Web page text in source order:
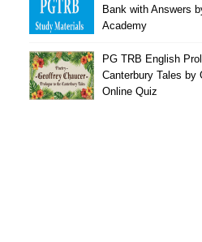
Bank with Answers
Academy
PG TRB English
Canterbury Tales by
Online Quiz